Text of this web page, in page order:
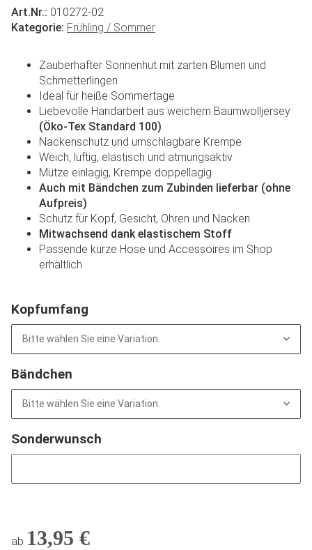
Art.Nr.: 010272-02
Kategorie: Frühling / Sommer
Zauberhafter Sonnenhut mit zarten Blumen und
Schmetterlingen
Ideal für heiße Sommertage
Liebevolle Handarbeit aus weichem Baumwolljersey
(Öko-Tex Standard 100)
Nackenschutz und umschlagbare Krempe
Weich, luftig, elastisch und atmungsaktiv
Mütze einlagig, Krempe doppellagig
Auch mit Bändchen zum Zubinden lieferbar (ohne
Aufpreis)
Schutz für Kopf, Gesicht, Ohren und Nacken
Mitwachsend dank elastischem Stoff
Passende kurze Hose und Accessoires im Shop
erhältlich
Kopfumfang
Bitte wählen Sie eine Variation.
Bändchen
Bitte wählen Sie eine Variation.
Sonderwunsch
ab 13,95 €